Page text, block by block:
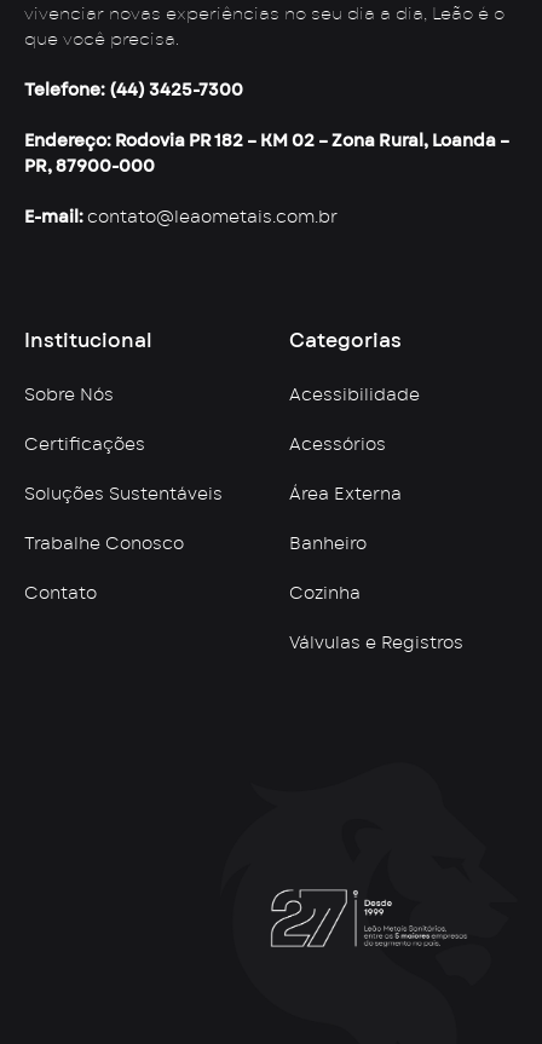
vivenciar novas experiências no seu dia a dia, Leão é o
que você precisa.
Telefone: (44) 3425-7300
Endereço: Rodovia PR 182 – KM 02 – Zona Rural, Loanda –
PR, 87900-000
E-mail: contato@leaometais.com.br
Institucional
Sobre Nós
Certificações
Soluções Sustentáveis
Trabalhe Conosco
Contato
Categorias
Acessibilidade
Acessórios
Área Externa
Banheiro
Cozinha
Válvulas e Registros